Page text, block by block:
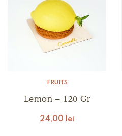
FRUITS
Lemon – 120 Gr
24,00 lei